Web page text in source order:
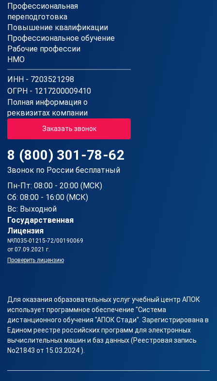
Профессиональная
переподготовка
Повышение квалификации
Профессиональное обучение
Рабочие профессии
НМО
ИНН - 7203521298
ОГРН - 1217200009410
Полная информация о
реквизитах компании
Заказать звонок
8 (800) 301-78-62
Звонок по России бесплатный
Пн-Пт: 08:00 - 20:00 (МСК)
Сб: 08:00 - 16:00 (МСК)
Вс: Выходной
Государственная
Лицензия
№Л035-01215-72/00190069
от 07.09.2021 г.
Проверить лицензию
Для оказания образовательных услуг учебный центр АПОК
использует программное обеспечение "Система
дистанционного обучения "АПОК Стади". Зарегистрирована в
Едином реестре российских программ для электронных
вычислительных машин и баз данных (Реестровая запись
No21843 от 15.03.2024 ).